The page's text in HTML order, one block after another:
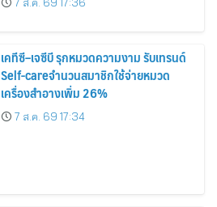
7 ส.ค. 69 17:36
เคทีซี–เจซีบี รุกหมวดความงาม รับเทรนด์
Self-careจำนวนสมาชิกใช้จ่ายหมวด
เครื่องสำอางเพิ่ม 26%
7 ส.ค. 69 17:34